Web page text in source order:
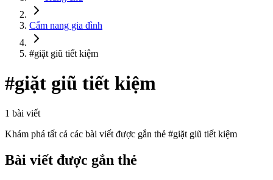
Cẩm nang gia đình
#giặt giũ tiết kiệm
#giặt giũ tiết kiệm
1 bài viết
Khám phá tất cả các bài viết được gắn thẻ #giặt giũ tiết kiệm
Bài viết được gắn thẻ